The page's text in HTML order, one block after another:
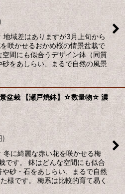
域差はありますが3月上旬から
咲かせるおかめ桜の情景盆栽で
間にも似合うデザイン鉢（同質
をあしらい、まるで自然の風景
盆栽 【瀬戸焼鉢】☆数量物☆ 濃
)
に綺麗な赤い花を咲かせる梅
です。 鉢はどんな空間にも似合
や砂・石をあしらい、まるで自然
様です。 梅系は比較的育て易く